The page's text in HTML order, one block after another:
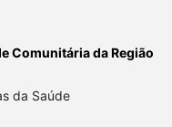
Comunitária da Região
da Saúde